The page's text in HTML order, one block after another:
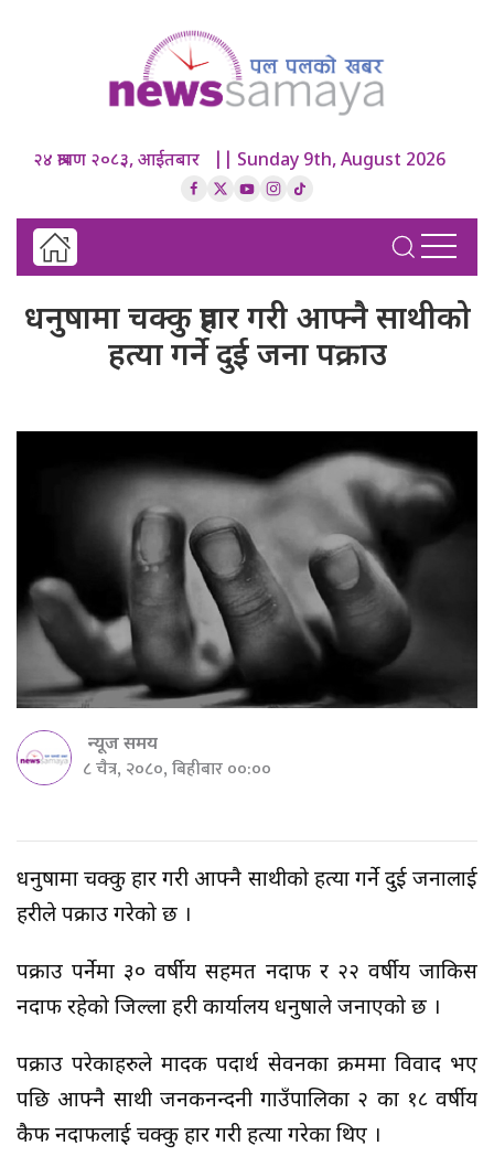
२४ श्रावण २०८३, आईतबार || Sunday 9th, August 2026
धनुषामा चक्कु प्रहार गरी आफ्नै साथीको
हत्या गर्ने दुई जना पक्राउ
न्यूज समय
८ चैत्र, २०८०, बिहीबार ००:००
धनुषामा चक्कु प्रहार गरी आफ्नै साथीको हत्या गर्ने दुई जनालाई
प्रहरीले पक्राउ गरेको छ ।
पक्राउ पर्नेमा ३० वर्षीय सहमत नदाफ र २२ वर्षीय जाकिस
नदाफ रहेको जिल्ला प्रहरी कार्यालय धनुषाले जनाएको छ ।
पक्राउ परेकाहरुले मादक पदार्थ सेवनका क्रममा विवाद भए
पछि आफ्नै साथी जनकनन्दनी गाउँपालिका २ का १८ वर्षीय
कैफ नदाफलाई चक्कु प्रहार गरी हत्या गरेका थिए ।